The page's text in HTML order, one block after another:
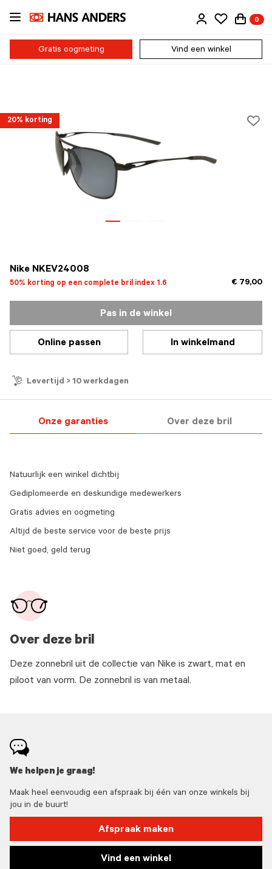
Ga
naar
inhoud
0
Gratis oogmeting Vind een winkel
20% korting
Nike NKEV24008
50% korting op een complete bril index 1.6 € 79,00
Pas in de winkel
Online passen In winkelmand
Levertijd > 10 werkdagen
Onze garanties Over deze bril
Over deze bril
Deze zonnebril uit de collectie van Nike is zwart, mat en
piloot van vorm. De zonnebril is van metaal.
Natuurlijk een winkel dichtbij
Gediplomeerde en deskundige medewerkers
Gratis advies en oogmeting
Altijd de beste service voor de beste prijs
Niet goed, geld terug
We helpen je graag!
Maak heel eenvoudig een afspraak bij één van onze winkels bij
jou in de buurt!
Afspraak maken
Vind een winkel